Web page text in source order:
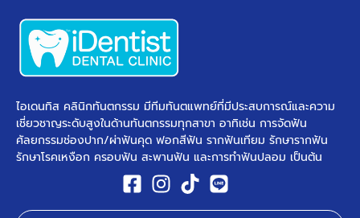
ไอเดนทิส คลินิกทันตกรรม มีทีมทันตแพทย์ที่มีประสบการณ์และความ
เชี่ยวชาญระดับสูงในด้านทันตกรรมทุกสาขา อาทิเช่น การจัดฟัน
ศัลยกรรมช่องปาก/ผ่าฟันคุด ฟอกสีฟัน รากฟันเทียม รักษารากฟัน
รักษาโรคเหงือก ครอบฟัน สะพานฟัน และการทำฟันปลอม เป็นต้น ​